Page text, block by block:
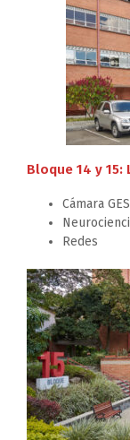
Bloque 14 y
Cámara
Redes